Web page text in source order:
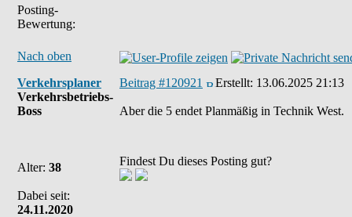
Posting-
Bewertung:
Nach oben
Verkehrsplaner
Verkehrsbetriebs-
Boss
Alter: 38
Dabei seit:
24.11.2020
Beitrag #120921 Erstellt: 13.06.2025 21:13
Aber die 5 endet Planmäßig in Technik West.
Findest Du dieses Posting gut?